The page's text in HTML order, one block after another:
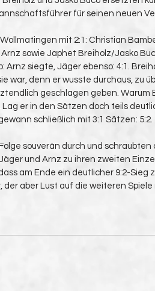
für seinen neuen
mit 2:1: Christian
sowie Japhet Breiholz/Jasko
siegte, Jäger ebenso: 4:1.
war, denn er wusste durchaus, zu
geschlagen geben. Warum
er in den Sätzen doch teils
schließlich mit 3:1 Sätzen: 5:2.
souverän durch und schraubten
und Arnz zu ihren zweiten
am Ende ein deutlicher 9:2-Sieg
aber Lust auf die weiteren Spiele